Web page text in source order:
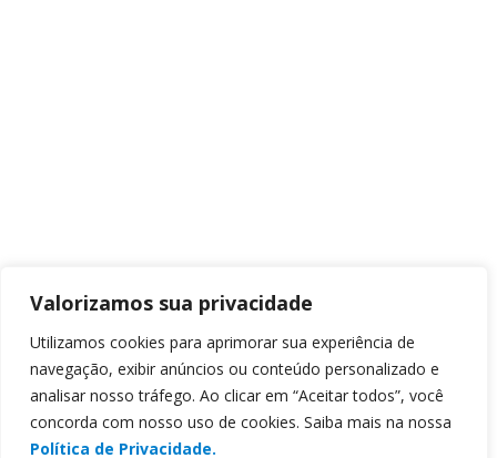
Valorizamos sua privacidade
Utilizamos cookies para aprimorar sua experiência de
navegação, exibir anúncios ou conteúdo personalizado e
analisar nosso tráfego. Ao clicar em “Aceitar todos”, você
concorda com nosso uso de cookies. Saiba mais na nossa
Política de Privacidade.